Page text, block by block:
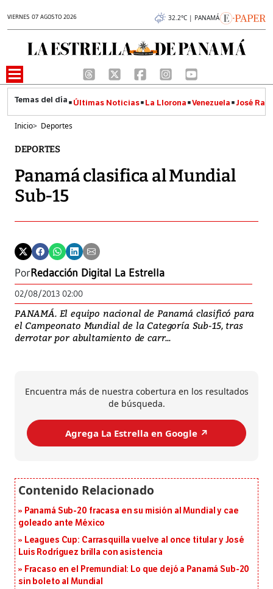
VIERNES 07 AGOSTO 2026 32.2°C | PANAMÁ
Últimas Noticias La Llorona Venezuela José
Inicio> Deportes
DEPORTES
Panamá clasifica al Mundial
Sub-15
PorRedacción Digital La Estrella
02/08/2013 02:00
PANAMÁ. El equipo nacional de Panamá clasificó para
el Campeonato Mundial de la Categoría Sub-15, tras
derrotar por abultamiento de carr...
Encuentra más de nuestra cobertura en los resultados
de búsqueda.
Agrega La Estrella en Google ↗️
Panamá Sub-20 fracasa en su misión al Mundial y cae
goleado ante México
Leagues Cup: Carrasquilla vuelve al once titular y José
Luis Rodríguez brilla con asistencia
Fracaso en el Premundial: Lo que dejó a Panamá Sub-20
sin boleto al Mundial